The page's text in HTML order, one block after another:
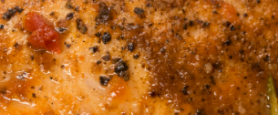
(ניתן להחליף ב-½ כף אבקת צ'ילי)